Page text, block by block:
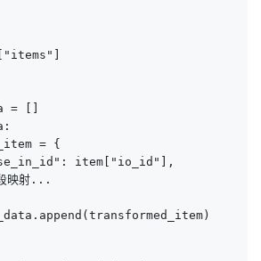
= []
= {
item["io_id"],
映射...